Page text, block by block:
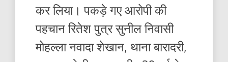
कर लिया। पकड़े गए आरोपी की
पहचान रितेश पुत्र सुनील निवासी
मोहल्ला नवादा शेखान, थाना बारादरी,